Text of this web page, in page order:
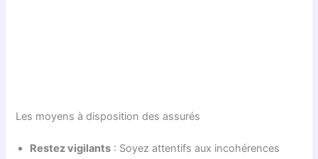
Les moyens à disposition des assurés
Restez vigilants : Soyez attentifs aux incohérences